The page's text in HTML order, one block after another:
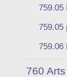
759.05
759.05
759.06
760